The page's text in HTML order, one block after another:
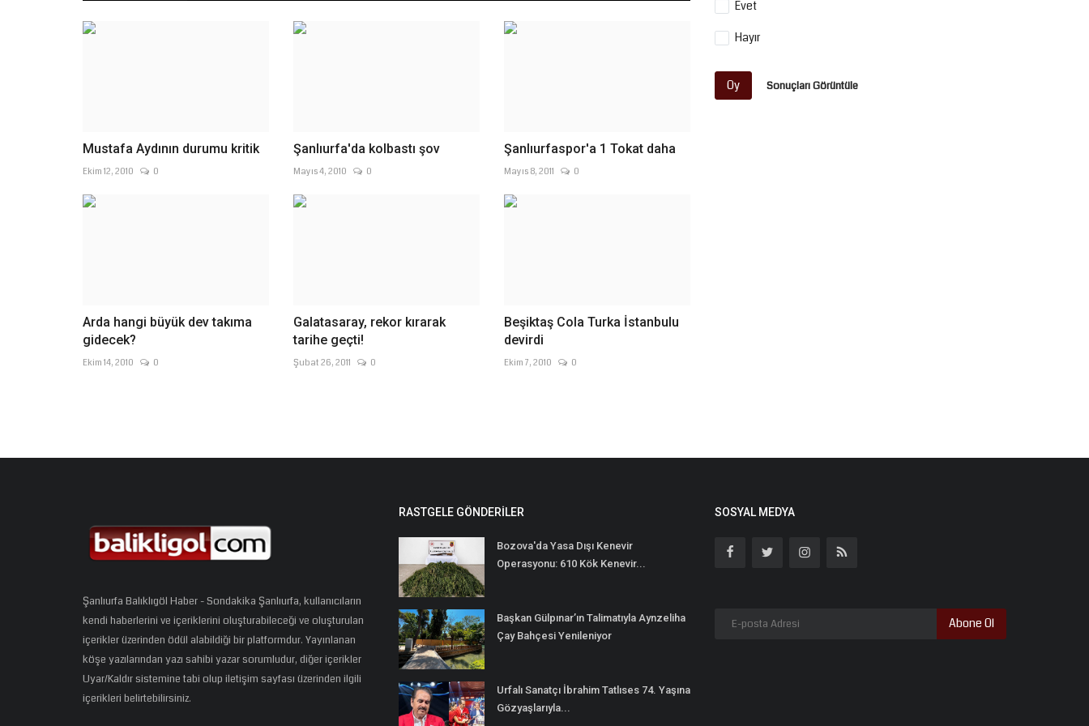
Mustafa Aydının durumu kritik
Ekim 12, 2010 0
Şanlıurfa'da kolbastı şov
Mayıs 4, 2010 0
Şanlıurfaspor'a 1 Tokat daha
Mayıs 8, 2011 0
Arda hangi büyük dev takıma
gidecek?
Ekim 14, 2010 0
Galatasaray, rekor kırarak
tarihe geçti!
Şubat 26, 2011 0
Beşiktaş Cola Turka İstanbulu
devirdi
Ekim 7, 2010 0
Evet
Hayır
Oy Sonuçları Görüntüle
Şanlıurfa Balıklıgöl Haber - Sondakika Şanlıurfa, kullanıcıların
kendi haberlerini ve içeriklerini oluşturabileceği ve oluşturulan
içerikler üzerinden ödül alabildiği bir platformdur. Yayınlanan
köşe yazılarından yazı sahibi yazar sorumludur, diğer içerikler
Uyar/Kaldır sistemine tabi olup iletişim sayfası üzerinden ilgili
içerikleri belirtebilirsiniz.
RASTGELE GÖNDERILER
Bozova'da Yasa Dışı Kenevir
Operasyonu: 610 Kök Kenevir...
Başkan Gülpınar’ın Talimatıyla Aynzeliha
Çay Bahçesi Yenileniyor
Urfalı Sanatçı İbrahim Tatlıses 74. Yaşına
Gözyaşlarıyla...
SOSYAL MEDYA
Abone Ol